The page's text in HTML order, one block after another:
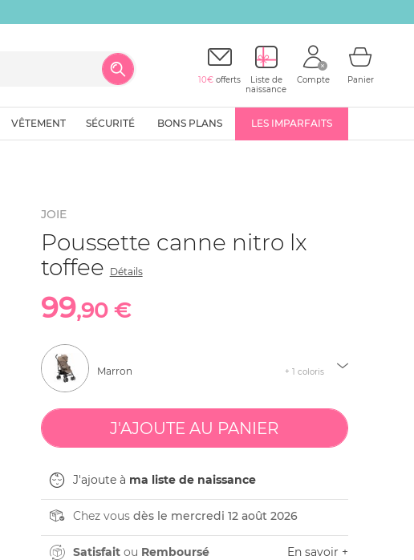
10€ offerts
Liste de
naissance
Compte Panier
VÊTEMENT SÉCURITÉ BONS PLANS LES IMPARFAITS
JOIE
Poussette canne nitro lx
toffee Détails
99,90 €
Marron + 1 coloris
J'ajoute à ma liste de naissance
Chez vous dès le mercredi 12 août 2026
Satisfaitou Remboursé En savoir +